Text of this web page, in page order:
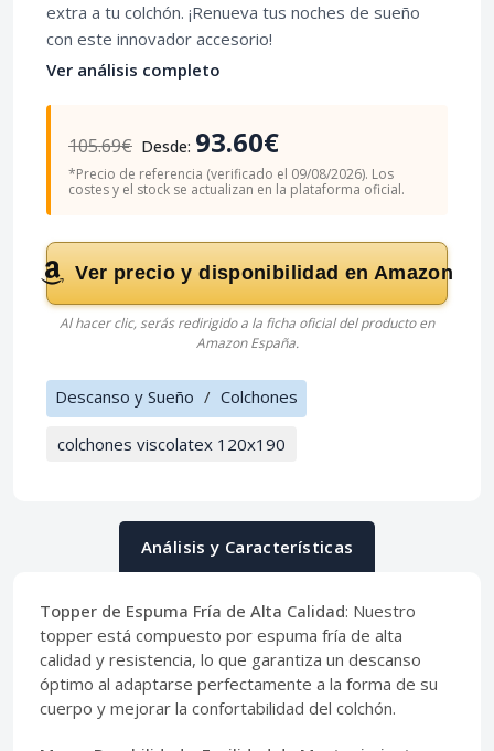
extra a tu colchón. ¡Renueva tus noches de sueño
con este innovador accesorio!
Ver análisis completo
105.69€ Desde: 93.60€
*Precio de referencia (verificado el 09/08/2026). Los
costes y el stock se actualizan en la plataforma oficial.
Ver precio y disponibilidad en Amazon
Al hacer clic, serás redirigido a la ficha oficial del producto en
Amazon España.
Descanso y Sueño / Colchones
colchones viscolatex 120x190
Análisis y Características
Topper de Espuma Fría de Alta Calidad: Nuestro
topper está compuesto por espuma fría de alta
calidad y resistencia, lo que garantiza un descanso
óptimo al adaptarse perfectamente a la forma de su
cuerpo y mejorar la confortabilidad del colchón.